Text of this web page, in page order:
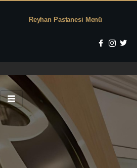
Reyhan Pastanesi Menü